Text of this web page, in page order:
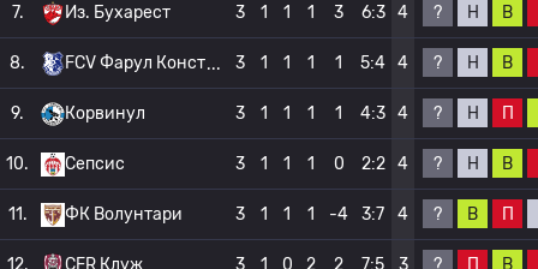
7. Из. Бухарест 3 1 1 1 3 6:3 4 ? Н В
8. FCV Фарул Конст 3 1 1 1 1 5:4 4 ? Н В
9. Корвинул 3 1 1 1 1 4:3 4 ? Н П
10. Сепсис 3 1 1 1 0 2:2 4 ? Н В
11. ФК Волунтари 3 1 1 1 -4 3:7 4 ? В П
12. CFR Клуж 3 1 0 2 2 7:5 3 ? П В